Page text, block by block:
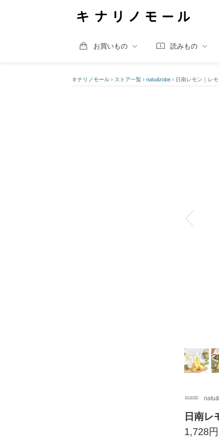
お買いもの 読みもの
キナリノモール › ストア一覧 › natu&robe › 日南レモン｜レ
日南レ
1,728円